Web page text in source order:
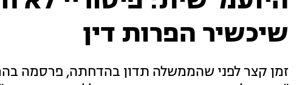
שיכשיר הפרות דין
זמן קצר לפני שהממשלה תדון בהדחתה, פרסמה